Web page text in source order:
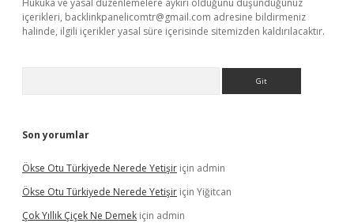
Hukuka ve yasal düzenlemelere aykırı olduğunu düşündüğünüz
içerikleri, backlinkpanelicomtr@gmail.com adresine bildirmeniz
halinde, ilgili içerikler yasal süre içerisinde sitemizden kaldırılacaktır.
Son yorumlar
Ökse Otu Türkiyede Nerede Yetişir için admin
Ökse Otu Türkiyede Nerede Yetişir için Yiğitcan
Çok Yıllık Çiçek Ne Demek için admin